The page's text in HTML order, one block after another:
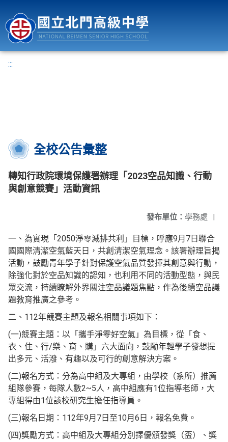
:::
全校公告彙整
轉知行政院環境保護署辦理「2023空品知識、行動
與創意競賽」活動資訊
發布單位： 學務處 |
一、為實現「2050淨零減排共利」目標，呼應9月7日聯合
國國際清潔空氣藍天日，共創清潔空氣理念。該署辦理旨揭
活動，鼓勵青年學子針對保護空氣品質發揮其創意與行動，
除強化對於空品知識的認知，也利用不同的活動型態，與民
眾交流，持續瞭解外界關注空品議題焦點，作為後續空品議
題教育推廣之參考。
二、112年競賽主題及報名相關事項如下：
(一)競賽主題：以「攜手淨零好空氣」為目標，從「食、
衣、住、行/樂、育、購」六大面向，鼓勵年輕學子發想提
出多元、活潑、有趣以及可行的創意解決方案。
(二)報名方式：分為高中組及大專組，由學校（系所）推薦
組隊參賽，每隊人數2~5人，高中組應有1位指導老師，大
專組得由1位該校研究生擔任指導員。
(三)報名日期：112年9月7日至10月6日，報名免費。
(四)獎勵方式：高中組及大專組分別擇優頒發獎（盃）、獎